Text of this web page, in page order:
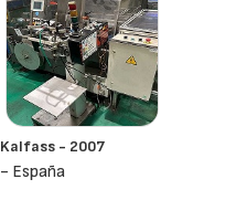
Kalfass - 2007
- España